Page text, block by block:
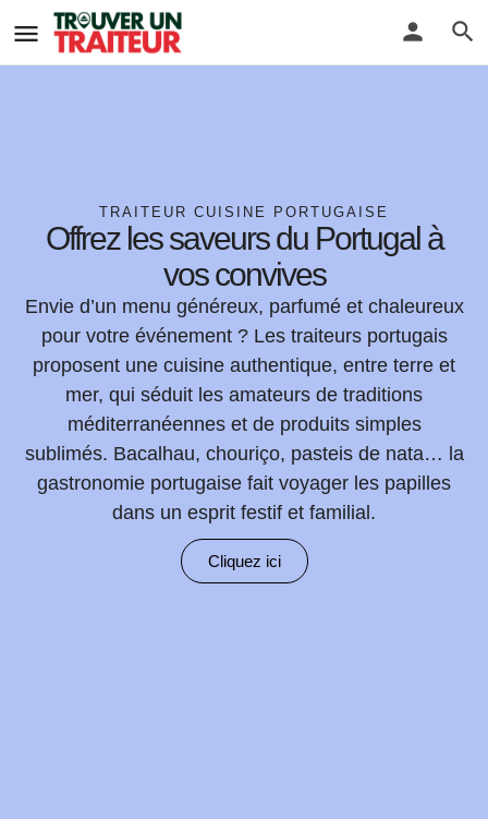
TRAITEUR CUISINE PORTUGAISE
Offrez les saveurs du Portugal à
vos convives
Envie d’un menu généreux, parfumé et chaleureux
pour votre événement ? Les traiteurs portugais
proposent une cuisine authentique, entre terre et
mer, qui séduit les amateurs de traditions
méditerranéennes et de produits simples
sublimés. Bacalhau, chouriço, pasteis de nata… la
gastronomie portugaise fait voyager les papilles
dans un esprit festif et familial.
Cliquez ici